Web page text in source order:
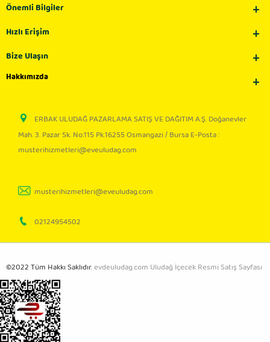
Önemli Bilgiler
Hızlı Erişim
Bize Ulaşın
Hakkımızda
ERBAK ULUDAĞ PAZARLAMA SATIŞ VE DAĞITIM A.Ş. Doğanevler
Mah. 3. Pazar Sk. No:115 Pk.16255 Osmangazi / Bursa E-Posta :
musterihizmetleri@eveuludag.com
musterihizmetleri@eveuludag.com
02124954502
©2022 Tüm Hakkı Saklıdır.evdeuludag.com Uludağ İçecek Resmi Satış Sayfası